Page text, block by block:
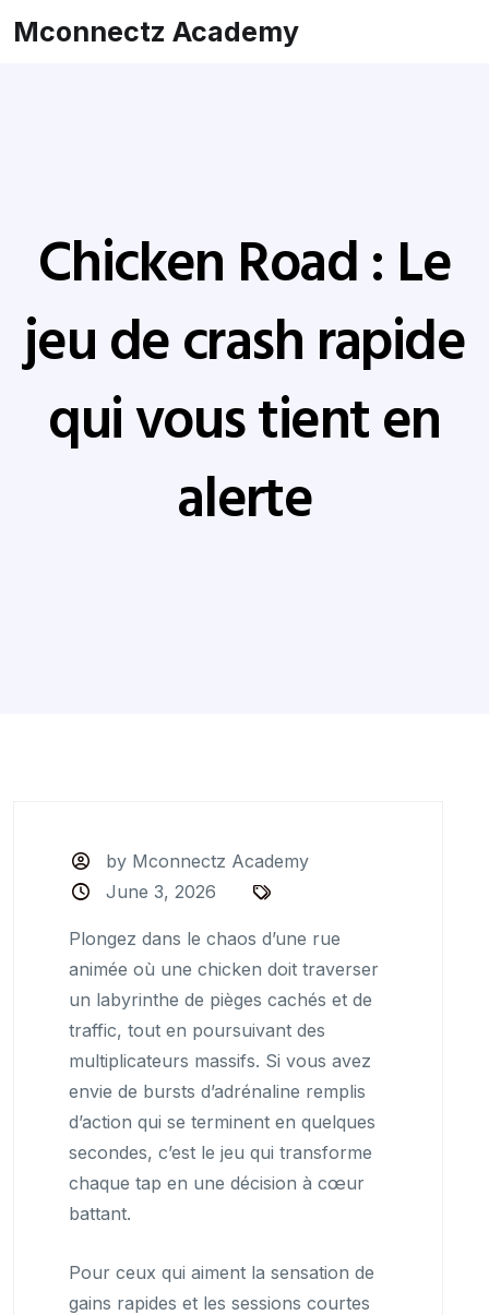
Mconnectz Academy
Chicken Road : Le
jeu de crash rapide
qui vous tient en
alerte
by Mconnectz Academy
June 3, 2026
Plongez dans le chaos d’une rue
animée où une chicken doit traverser
un labyrinthe de pièges cachés et de
traffic, tout en poursuivant des
multiplicateurs massifs. Si vous avez
envie de bursts d’adrénaline remplis
d’action qui se terminent en quelques
secondes, c’est le jeu qui transforme
chaque tap en une décision à cœur
battant.
Pour ceux qui aiment la sensation de
gains rapides et les sessions courtes